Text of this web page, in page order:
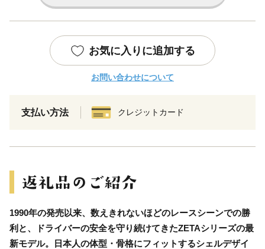
お気に入りに追加する
お問い合わせについて
支払い方法 クレジットカード
1990年の発売以来、数えきれないほどのレースシーンでの勝
利と、ドライバーの安全を守り続けてきたZETAシリーズの最
新モデル。日本人の体型・骨格にフィットするシェルデザイ